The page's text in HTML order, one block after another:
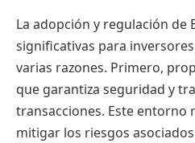
La adopción y regulación de
significativas para
varias razones. Primero,
que garantiza seguridad y
transacciones. Este entorno
mitigar los riesgos